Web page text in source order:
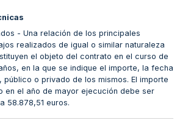
- Una relación de los principales
realizados de igual o similar naturaleza
el objeto del contrato en el curso de
en la que se indique el importe, la fecha
público o privado de los mismos. El importe
en el año de mayor ejecución debe ser
58.878,51 euros.